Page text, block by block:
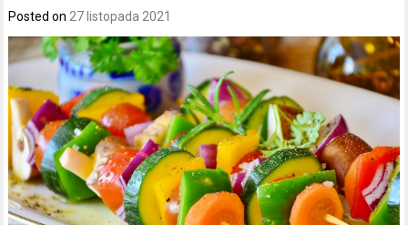
Posted on27 listopada 2021